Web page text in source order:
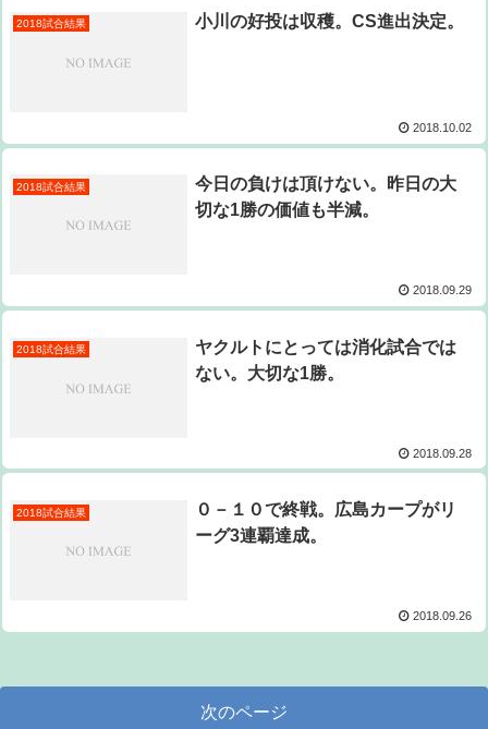
2018試合結果 小川の好投は収穫。CS進出決定。
2018.10.02
2018試合結果
今日の負けは頂けない。昨日の大
切な1勝の価値も半減。
2018.09.29
2018試合結果
ヤクルトにとっては消化試合では
ない。大切な1勝。
2018.09.28
2018試合結果
０－１０で終戦。広島カープがリ
ーグ3連覇達成。
2018.09.26
次のページ